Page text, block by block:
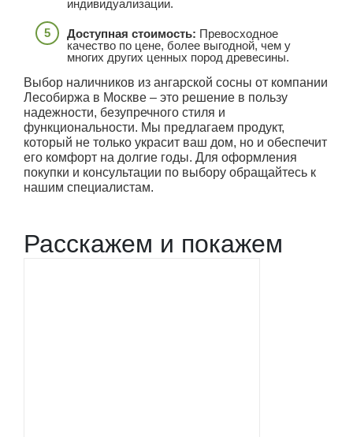
индивидуализации.
Доступная стоимость: Превосходное
качество по цене, более выгодной, чем у
многих других ценных пород древесины.
Выбор наличников из ангарской сосны от компании
Лесобиржа в Москве – это решение в пользу
надежности, безупречного стиля и
функциональности. Мы предлагаем продукт,
который не только украсит ваш дом, но и обеспечит
его комфорт на долгие годы. Для оформления
покупки и консультации по выбору обращайтесь к
нашим специалистам.
Расскажем и покажем